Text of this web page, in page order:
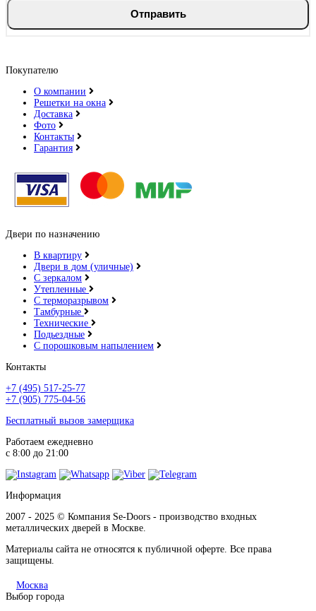
Серый горизонт
Отправить
Покупателю
О компании
Решетки на окна
Доставка
Фото
Контакты
Гарантия
Двери по назначению
В квартиру
Двери в дом (уличные)
С зеркалом
Утепленные
С терморазрывом
Тамбурные
Технические
Подьездные
С порошковым напылением
Контакты
+7 (495) 517-25-77
+7 (905) 775-04-56
Бесплатный вызов замерщика
Работаем ежедневно
с 8:00 до 21:00
Информация
2007 - 2025 © Компания Se-Doors - производство входных
металлических дверей в Москве.
Материалы сайта не относятся к публичной оферте. Все права
защищены.
Москва
Выбор города